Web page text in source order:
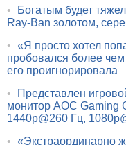
•
Богатым будет
Ray-Ban золотом,
• «Я просто хотел
пробовался более
его проигнорировала
•
Представлен
монитор AOC Gaming
1440p@260 Гц,
• «Экстраординарно